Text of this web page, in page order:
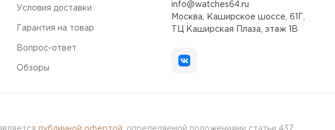
Условия доставки
Гарантия на товар
Вопрос-ответ
Обзоры
info@watches64.ru
Москва, Каширское шоссе, 61Г,
ТЦ Каширская Плаза, этаж 1В